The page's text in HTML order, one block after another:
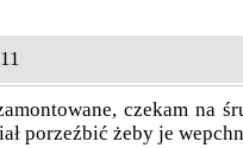
czekam na
porzeźbić żeby je